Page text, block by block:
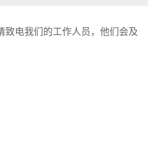
致电我们的工作人员，他们会及